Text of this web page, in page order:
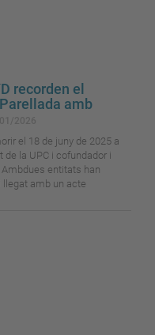
recorden el
amb
el 18 de juny de 2025 a
la UPC i cofundador i
entitats han
llegat amb un acte